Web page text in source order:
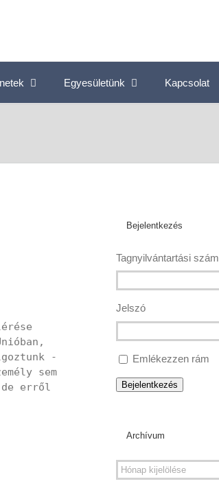
Egyesületünk Kapcsolat
-
sem
erről
Bejelentkezés
Tagnyilvántartási szám
Jelszó
Emlékezzen rám
Bejelentkezés
Archívum